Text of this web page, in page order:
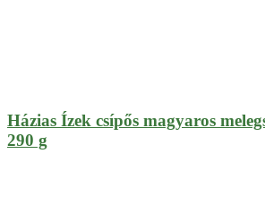
Házias Ízek csípős magyaros
290 g